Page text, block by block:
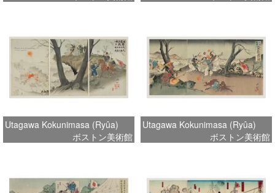
Utagawa Kokunimasa (Ryûa)
ボストン美術館
Utagawa Kokunimasa (Ryûa)
ボストン美術館